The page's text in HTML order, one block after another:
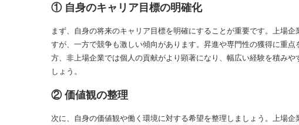
① 自身のキャリア目標の明確化
まず、自身の将来のキャリア目標を明確にすることが重要です。上場
すが、一方で競争も激しい傾向があります。昇進や専門性の獲得に重
方、非上場企業では個人の貢献がより顕著になり、幅広い経験を積み
しょう。
② 価値観の整理
次に、自身の価値観や働く環境に対する希望を整理しましょう。上場